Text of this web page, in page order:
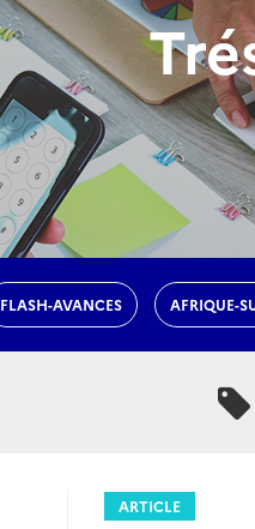
FLASH-AVANCES AFRIQUE-
ARTICLE